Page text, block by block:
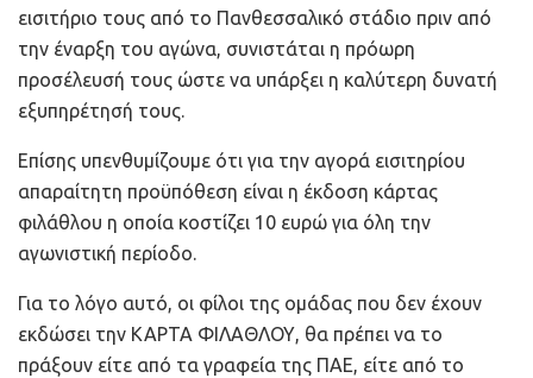
εισιτήριο τους από το Πανθεσσαλικό στάδιο πριν από
την έναρξη του αγώνα, συνιστάται η πρόωρη
προσέλευσή τους ώστε να υπάρξει η καλύτερη δυνατή
εξυπηρέτησή τους.
Επίσης υπενθυμίζουμε ότι για την αγορά εισιτηρίου
απαραίτητη προϋπόθεση είναι η έκδοση κάρτας
φιλάθλου η οποία κοστίζει 10 ευρώ για όλη την
αγωνιστική περίοδο.
Για το λόγο αυτό, οι φίλοι της ομάδας που δεν έχουν
εκδώσει την ΚΑΡΤΑ ΦΙΛΑΘΛΟΥ, θα πρέπει να το
πράξουν είτε από τα γραφεία της ΠΑΕ, είτε από το